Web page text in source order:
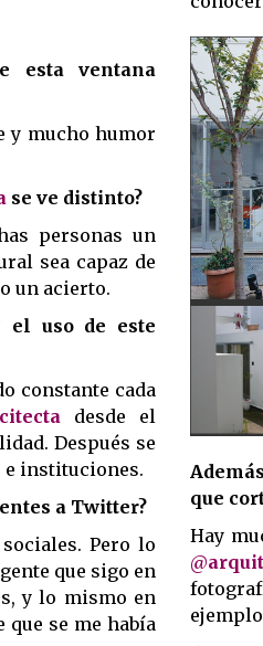
esta ventana
y mucho humor
se ve distinto?
personas un
sea capaz de
un acierto.
el uso de este
constante cada
desde el
Después se
e instituciones.
a Twitter?
Pero lo
que sigo en
y lo mismo en
que se me había
que
Hay
@